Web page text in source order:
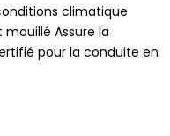
climatique
Assure la
pour la conduite en